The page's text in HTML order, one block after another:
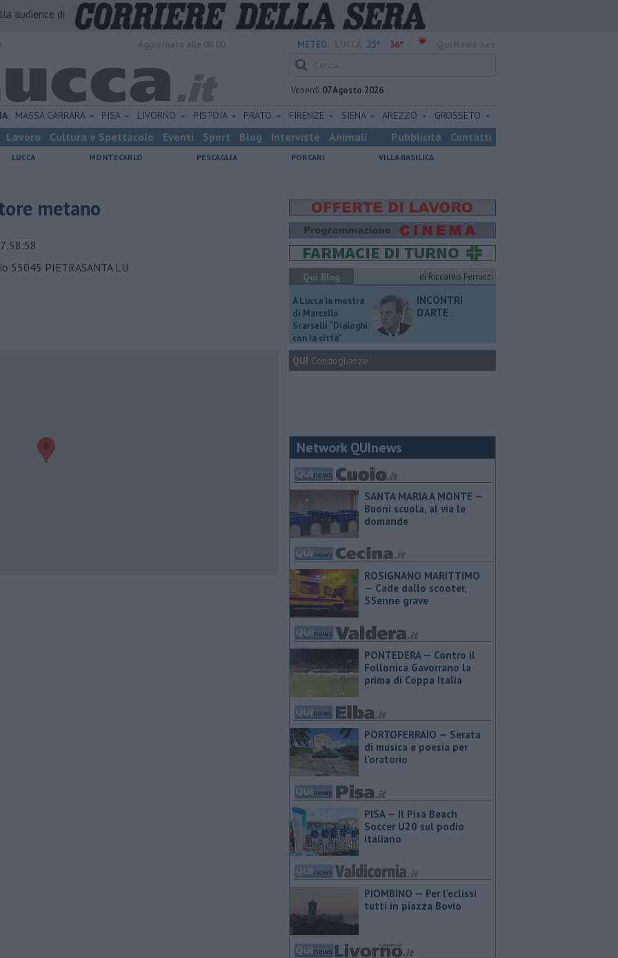
audience di
METEO: 25° 36°
Venerdì 07 Agosto 2026
MASSA CARRARA PISA LIVORNO PISTOIA PRATO FIRENZE SIENA AREZZO GROSSETO
Lavoro Cultura e Spettacolo Eventi Sport Blog Interviste Animali Pubblicità Contatti
LUCCA MONTECARLO PESCAGLIA PORCARI VILLA BASILICA
metano
55045 PIETRASANTA LU
Qui Blog di Riccardo Ferrucci
A Lucca la mostra
di Marcello
Scarselli “Dialoghi
con la città"
INCONTRI
D'ARTE
QUI Condoglianze
Network QUInews
SANTA MARIA A MONTE —
Buoni scuola, al via le
domande
ROSIGNANO MARITTIMO
— Cade dallo scooter,
55enne grave
PONTEDERA — Contro il
Follonica Gavorrano la
prima di Coppa Italia
PORTOFERRAIO — Serata
di musica e poesia per
l'oratorio
PISA — Il Pisa Beach
Soccer U20 sul podio
italiano
PIOMBINO — Per l'eclissi
tutti in piazza Bovio